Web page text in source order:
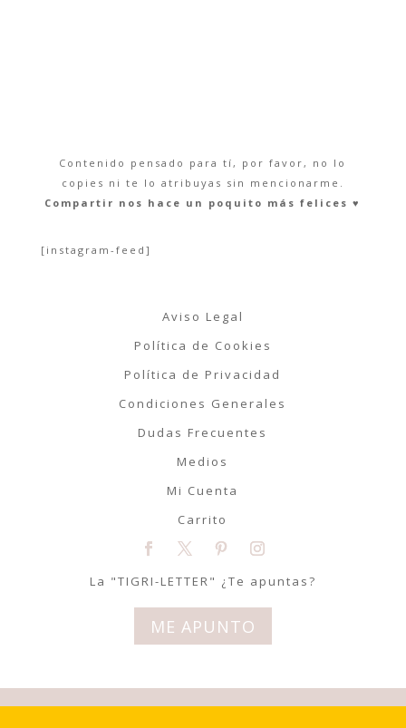
Contenido pensado para tí, por favor, no lo
copies ni te lo atribuyas sin mencionarme.
Compartir nos hace un poquito más felices ♥︎
[instagram-feed]
Aviso Legal
Política de Cookies
Política de Privacidad
Condiciones Generales
Dudas Frecuentes
Medios
Mi Cuenta
Carrito
La "TIGRI-LETTER" ¿Te apuntas?
ME APUNTO